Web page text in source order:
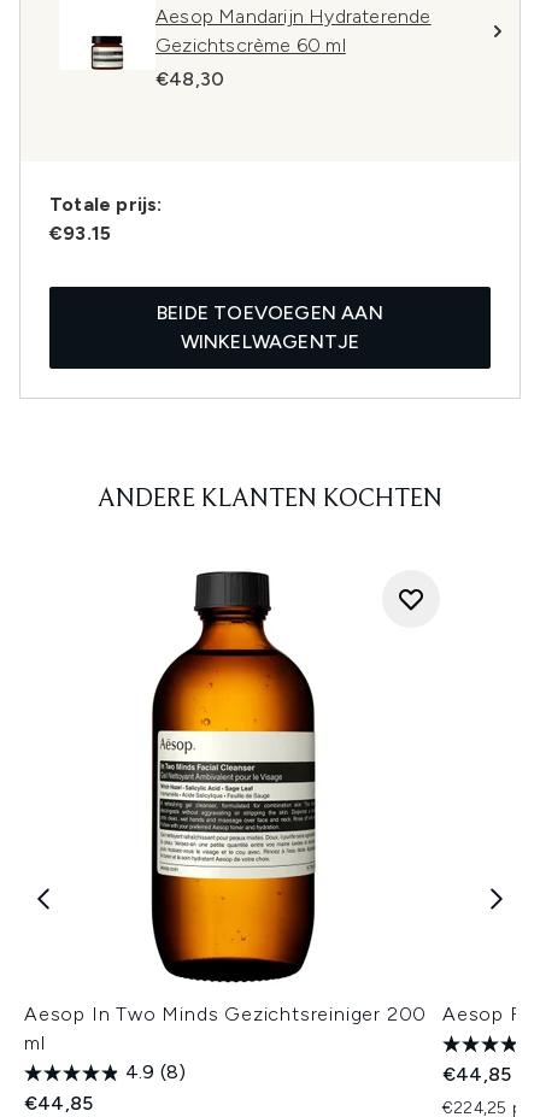
Aesop Mandarijn Hydraterende
Gezichtscrème 60 ml
€48,30
Totale prijs:
€93.15
BEIDE TOEVOEGEN AAN
WINKELWAGENTJE
ANDERE KLANTEN KOCHTEN
Aesop In Two Minds Gezichtsreiniger 200
ml
4.9 (8)
€44,85
Aesop
€44,85
€224,25